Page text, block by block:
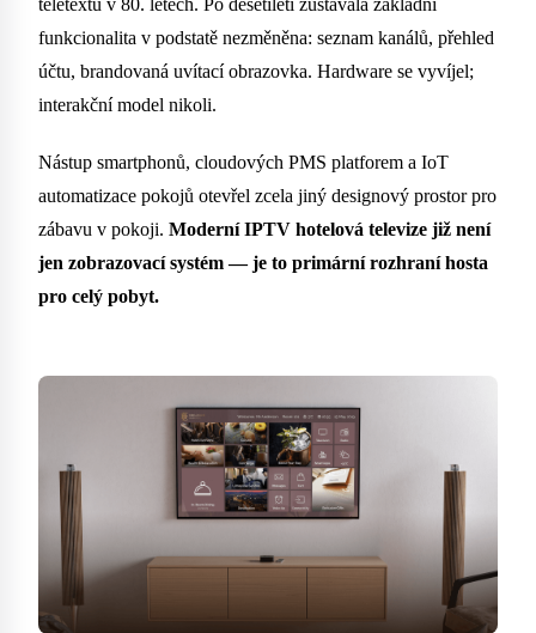
teletextu v 80. letech. Po desetiletí zůstávala základní
funkcionalita v podstatě nezměněna: seznam kanálů, přehled
účtu, brandovaná uvítací obrazovka. Hardware se vyvíjel;
interakční model nikoli.
Nástup smartphonů, cloudových PMS platforem a IoT
automatizace pokojů otevřel zcela jiný designový prostor pro
zábavu v pokoji. Moderní IPTV hotelová televize již není
jen zobrazovací systém — je to primární rozhraní hosta
pro celý pobyt.